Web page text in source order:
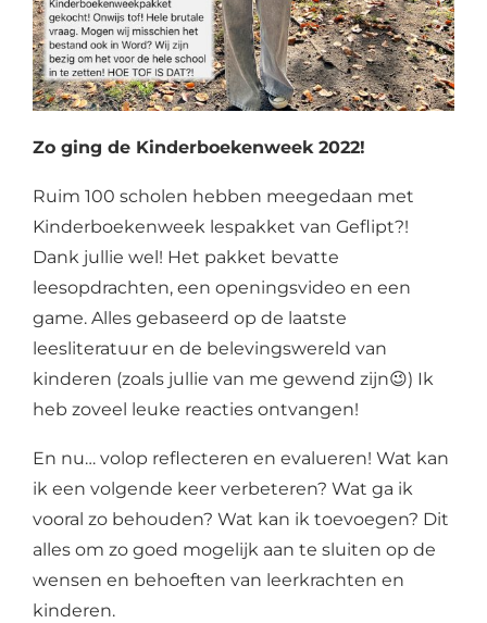
Zo ging de Kinderboekenweek 2022!
Ruim 100 scholen hebben meegedaan met
Kinderboekenweek lespakket van Geflipt?!
Dank jullie wel! Het pakket bevatte
leesopdrachten, een openingsvideo en een
game. Alles gebaseerd op de laatste
leesliteratuur en de belevingswereld van
kinderen (zoals jullie van me gewend zijn😉) Ik
heb zoveel leuke reacties ontvangen!
En nu… volop reflecteren en evalueren! Wat kan
ik een volgende keer verbeteren? Wat ga ik
vooral zo behouden? Wat kan ik toevoegen? Dit
alles om zo goed mogelijk aan te sluiten op de
wensen en behoeften van leerkrachten en
kinderen.